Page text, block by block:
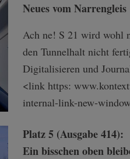
Neues vom Narrengleis
Ach ne! S 21 wird wohl
den Tunnelhalt nicht
Digitalisieren und
<link https:
internal-link-n­ew-
Platz 5 (Ausgabe 414):
Ein bisschen oben